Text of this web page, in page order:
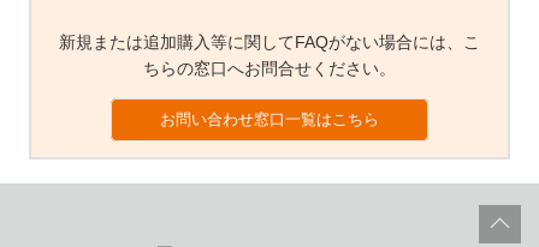
新規または追加購入等に関してFAQがない場合には、こ
ちらの窓口へお問合せください。
お問い合わせ窓口一覧はこちら